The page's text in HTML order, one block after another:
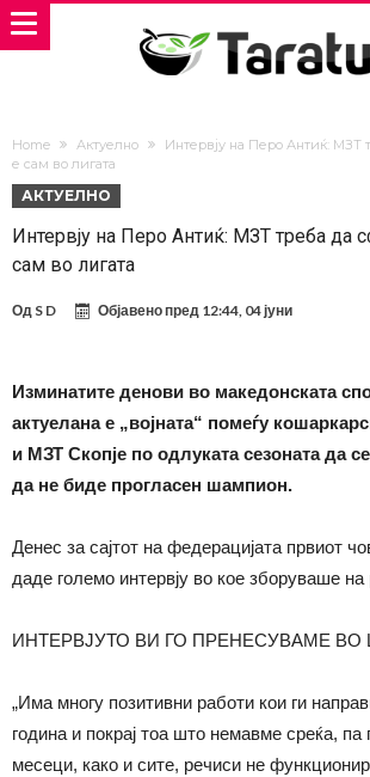
Home Актуелно
Интервју на Перо Антиќ: МЗТ
е сам во лигата
АКТУЕЛНО
Интервју на Перо Антиќ: МЗТ треба да
сам во лигата
Од S D Објавено пред 12:44, 04 јуни
Изминатите денови во македонската
актуелана е „војната“ помеѓу
и МЗТ Скопје по одлуката сезоната да
да не биде прогласен шампион.
Денес за сајтот на федерацијата првиот
даде големо интервју во кое зборуваше на
ИНТЕРВЈУТО ВИ ГО ПРЕНЕСУВАМЕ ВО
„Има многу позитивни работи кои ги
година и покрај тоа што немавме среќа, па
месеци, како и сите, речиси не